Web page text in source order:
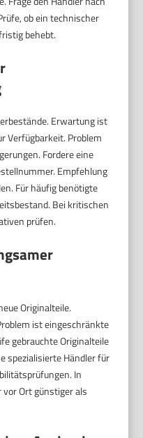
ob ein technischer
behebt.
Erwartung ist
Verfügbarkeit. Problem
Fordere eine
Empfehlung
Für häufig benötigte
Bei kritischen
prüfen.
Originalteile.
ist eingeschränkte
gebrauchte Originalteile
spezialisierte Händler für
In
Ort günstiger als